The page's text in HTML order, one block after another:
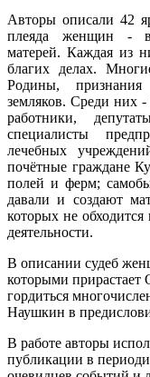
Авторы описали 42
плеяда женщин -
матерей. Каждая из
благих делах.
Родины,
земляков. Среди них -
работ­ники,
специалисты
лечебных
почётные граждане
полей и ферм;
давали и создают
которых не
деятельности.
В описании судеб
которыми прирастает
гордиться
Наушкин в
В работе авторы
публикации в